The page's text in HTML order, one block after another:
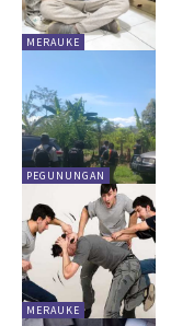
MERAUKE
PEGUNUNGAN
MERAUKE